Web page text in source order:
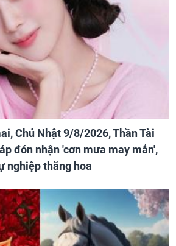
Chủ Nhật 9/8/2026, Thần Tài
đón nhận 'cơn mưa may mắn',
nghiệp thăng hoa